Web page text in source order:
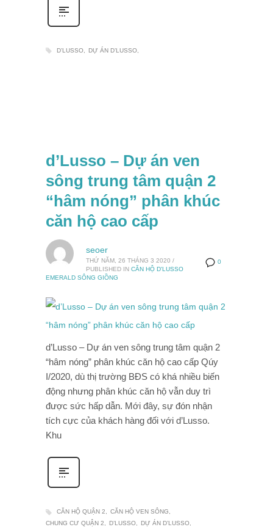
D’LUSSO DỰ ÁN D’LUSSO
d’Lusso – Dự án ven
sông trung tâm quận 2
“hâm nóng” phân khúc
căn hộ cao cấp
0
seoer
THỨ NĂM, 26 THÁNG 3 2020 /
PUBLISHED IN CĂN HỘ D'LUSSO
EMERALD SÔNG GIỒNG
d’Lusso – Dự án ven sông trung tâm quận 2
“hâm nóng” phân khúc căn hộ cao cấp Qúy
I/2020, dù thị trường BĐS có khá nhiều biến
động nhưng phân khúc căn hộ vẫn duy trì
được sức hấp dẫn. Mới đây, sự đón nhận
tích cực của khách hàng đối với d’Lusso.
Khu
CĂN HỘ QUẬN 2
CĂN HỘ VEN SÔNG
CHUNG CƯ QUẬN 2
D’LUSSO DỰ ÁN D’LUSSO